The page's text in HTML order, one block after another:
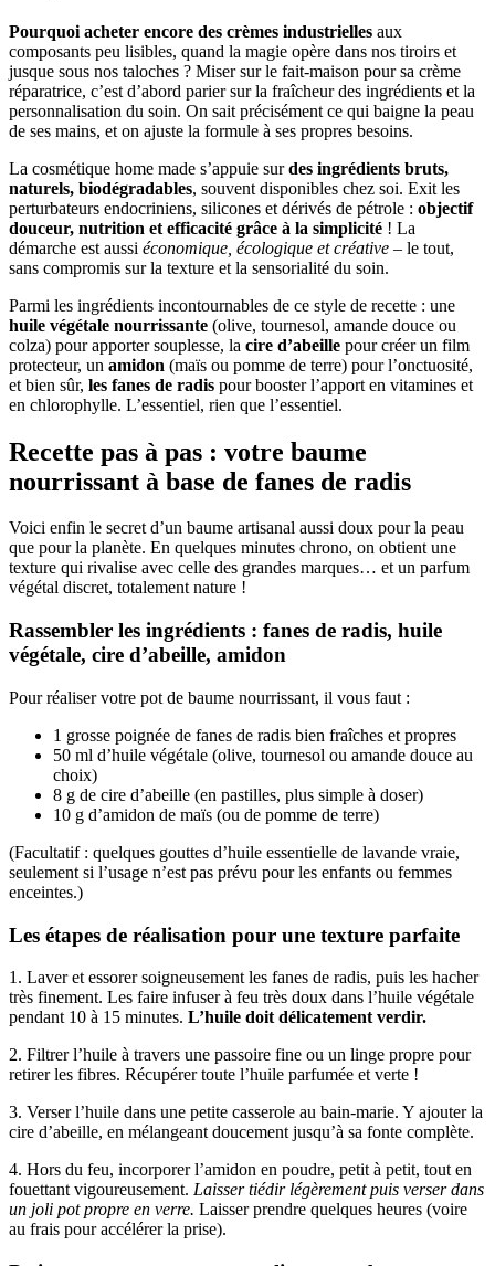
Pourquoi acheter encore des crèmes industrielles aux
composants peu lisibles, quand la magie opère dans nos tiroirs et
jusque sous nos taloches ? Miser sur le fait-maison pour sa crème
réparatrice, c’est d’abord parier sur la fraîcheur des ingrédients et la
personnalisation du soin. On sait précisément ce qui baigne la peau
de ses mains, et on ajuste la formule à ses propres besoins.
La cosmétique home made s’appuie surdes ingrédients bruts,
naturels, biodégradables, souvent disponibles chez soi. Exit les
perturbateurs endocriniens, silicones et dérivés de pétrole : objectif
douceur, nutrition et efficacité grâce à la simplicité ! La
démarche est aussi économique, écologique et créative – le tout,
sans compromis sur la texture et la sensorialité du soin.
Parmi les ingrédients incontournables de ce style de recette : une
huile végétale nourrissante (olive, tournesol, amande douce ou
colza) pour apporter souplesse, la cire d’abeille pour créer un film
protecteur, un amidon (maïs ou pomme de terre) pour l’onctuosité,
et bien sûr, les fanes de radis pour booster l’apport en vitamines et
en chlorophylle. L’essentiel, rien que l’essentiel.
Recette pas à pas : votre baume
nourrissant à base de fanes de radis
Voici enfin le secret d’un baume artisanal aussi doux pour la peau
que pour la planète. En quelques minutes chrono, on obtient une
texture qui rivalise avec celle des grandes marques… et un parfum
végétal discret, totalement nature !
Rassembler les ingrédients : fanes de radis, huile
végétale, cire d’abeille, amidon
Pour réaliser votre pot de baume nourrissant, il vous faut :
1 grosse poignée de fanes de radis bien fraîches et propres
50 ml d’huile végétale (olive, tournesol ou amande douce au
choix)
8 g de cire d’abeille (en pastilles, plus simple à doser)
10 g d’amidon de maïs (ou de pomme de terre)
(Facultatif : quelques gouttes d’huile essentielle de lavande vraie,
seulement si l’usage n’est pas prévu pour les enfants ou femmes
enceintes.)
Les étapes de réalisation pour une texture parfaite
1. Laver et essorer soigneusement les fanes de radis, puis les hacher
très finement. Les faire infuser à feu très doux dans l’huile végétale
pendant 10 à 15 minutes. L’huile doit délicatement verdir.
2. Filtrer l’huile à travers une passoire fine ou un linge propre pour
retirer les fibres. Récupérer toute l’huile parfumée et verte !
3. Verser l’huile dans une petite casserole au bain-marie. Y ajouter la
cire d’abeille, en mélangeant doucement jusqu’à sa fonte complète.
4. Hors du feu, incorporer l’amidon en poudre, petit à petit, tout en
fouettant vigoureusement. Laisser tiédir légèrement puis verser dans
un joli pot propre en verre. Laisser prendre quelques heures (voire
au frais pour accélérer la prise).